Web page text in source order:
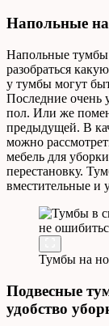
Напольные
Напольные тумбы
разобраться
у тумбы могут
Последние очень
пол. Или же
предыдущей. В
можно
мебель для
перестановку.
вместительные и
Тумбы на
Подвесные
удобство